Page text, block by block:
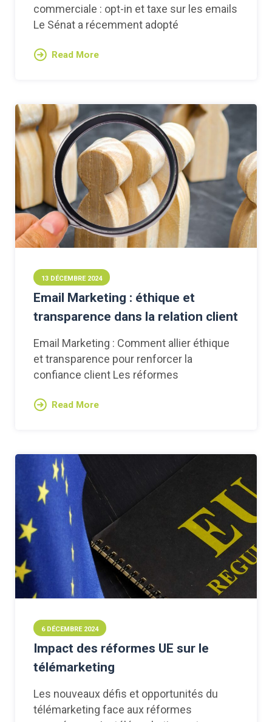
commerciale : opt-in et taxe sur les emails
Le Sénat a récemment adopté
Read More
13 DÉCEMBRE 2024
Email Marketing : éthique et
transparence dans la relation client
Email Marketing : Comment allier éthique
et transparence pour renforcer la
confiance client Les réformes
Read More
6 DÉCEMBRE 2024
Impact des réformes UE sur le
télémarketing
Les nouveaux défis et opportunités du
télémarketing face aux réformes